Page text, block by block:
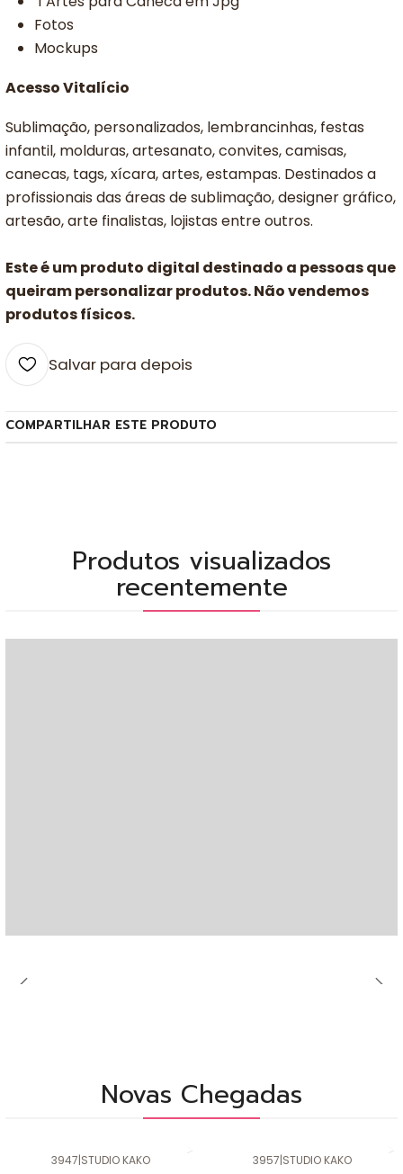
Fotos
Mockups
Acesso Vitalício
Sublimação, personalizados, lembrancinhas, festas
infantil, molduras, artesanato, convites, camisas,
canecas, tags, xícara, artes, estampas. Destinados a
profissionais das áreas de sublimação, designer gráfico,
artesão, arte finalistas, lojistas entre outros.
Este é um produto digital destinado a pessoas que
queiram personalizar produtos. Não vendemos
produtos físicos.
Salvar para depois
COMPARTILHAR ESTE PRODUTO
Produtos visualizados
recentemente
Novas Chegadas
3947|STUDIO KAKO 3957|STUDIO KAKO